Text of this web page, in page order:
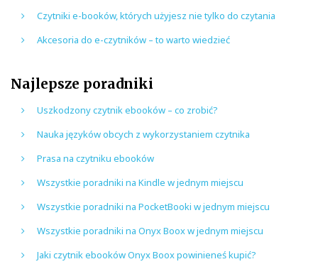
Czytniki e-booków, których użyjesz nie tylko do czytania
Akcesoria do e-czytników – to warto wiedzieć
Najlepsze poradniki
Uszkodzony czytnik ebooków – co zrobić?
Nauka języków obcych z wykorzystaniem czytnika
Prasa na czytniku ebooków
Wszystkie poradniki na Kindle w jednym miejscu
Wszystkie poradniki na PocketBooki w jednym miejscu
Wszystkie poradniki na Onyx Boox w jednym miejscu
Jaki czytnik ebooków Onyx Boox powinieneś kupić?